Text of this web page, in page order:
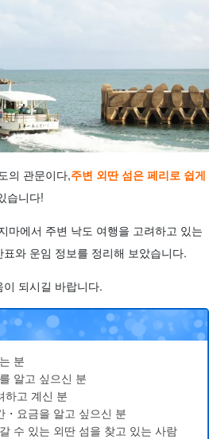
즐길 수 있는 외딴섬이 대부분이다.
행기 사이에는 3시간 이상 띄운다
페리 시간표 자주 묻는 질문(FAQ)
의 관문이다,주변 외딴 섬은 페리로 쉽게
습니다!
마에서 주변 낙도 여행을 고려하고 있는
와 운임 정보를 정리해 보았습니다.
되시길 바랍니다.
분
알고 싶으신 분
하고 계신 분
・요금을 알고 싶으신 분
수 있는 외딴 섬을 찾고 있는 사람